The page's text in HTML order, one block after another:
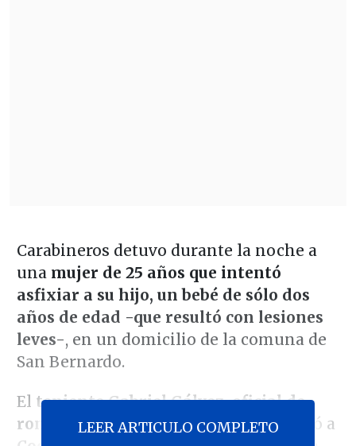
Carabineros detuvo durante la noche a
una mujer de 25 años que intentó
asfixiar a su hijo, un bebé de sólo dos
años de edad -que resultó con lesiones
leves-, en un domicilio de la comuna de
San Bernardo.
El teniente Gabriel Gálvez, oficial de
ronda de la Prefectura Maipo, informó a
LEER ARTICULO COMPLETO